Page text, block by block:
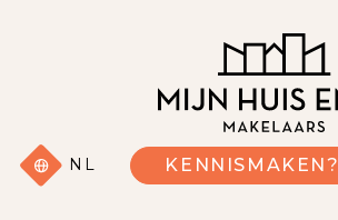
NL KENNISMAKEN?